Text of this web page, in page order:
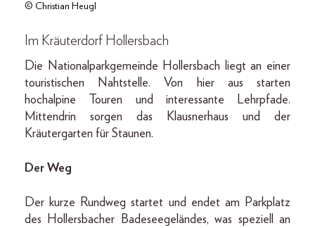
© Christian Heugl
Im Kräuterdorf Hollersbach
Die Nationalparkgemeinde Hollersbach liegt an einer
touristischen Nahtstelle. Von hier aus starten
hochalpine Touren und interessante Lehrpfade.
Mittendrin sorgen das Klausnerhaus und der
Kräutergarten für Staunen.
Der Weg
Der kurze Rundweg startet und endet am Parkplatz
des Hollersbacher Badeseegeländes, was speziell an